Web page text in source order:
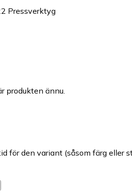
Pressverktyg
produkten ännu.
för den variant (såsom färg